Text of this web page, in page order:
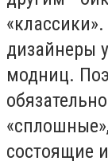
дизайнеры
модниц.
состоящие